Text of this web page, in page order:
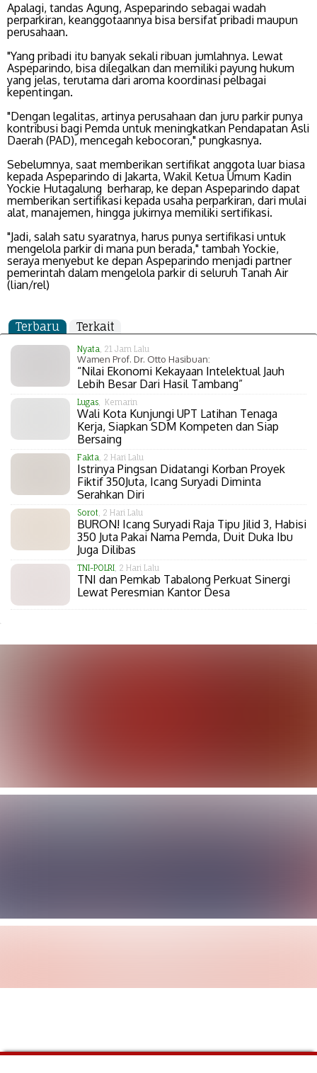
Apalagi, tandas Agung, Aspeparindo sebagai wadah
perparkiran, keanggotaannya bisa bersifat pribadi maupun
perusahaan.
"Yang pribadi itu banyak sekali ribuan jumlahnya. Lewat
Aspeparindo, bisa dilegalkan dan memiliki payung hukum
yang jelas, terutama dari aroma koordinasi pelbagai
kepentingan.
"Dengan legalitas, artinya perusahaan dan juru parkir punya
kontribusi bagi Pemda untuk meningkatkan Pendapatan Asli
Daerah (PAD), mencegah kebocoran," pungkasnya.
Sebelumnya, saat memberikan sertifikat anggota luar biasa
kepada Aspeparindo di Jakarta, Wakil Ketua Umum Kadin
Yockie Hutagalung berharap, ke depan Aspeparindo dapat
memberikan sertifikasi kepada usaha perparkiran, dari mulai
alat, manajemen, hingga jukirnya memiliki sertifikasi.
"Jadi, salah satu syaratnya, harus punya sertifikasi untuk
mengelola parkir di mana pun berada," tambah Yockie,
seraya menyebut ke depan Aspeparindo menjadi partner
pemerintah dalam mengelola parkir di seluruh Tanah Air
(lian/rel)
Terbaru Terkait
Nyata, 21 Jam Lalu
Wamen Prof. Dr. Otto Hasibuan:
“Nilai Ekonomi Kekayaan Intelektual Jauh
Lebih Besar Dari Hasil Tambang”
Lugas, Kemarin
Wali Kota Kunjungi UPT Latihan Tenaga
Kerja, Siapkan SDM Kompeten dan Siap
Bersaing
Fakta, 2 Hari Lalu
Istrinya Pingsan Didatangi Korban Proyek
Fiktif 350Juta, Icang Suryadi Diminta
Serahkan Diri
Sorot, 2 Hari Lalu
BURON! Icang Suryadi Raja Tipu Jilid 3, Habisi
350 Juta Pakai Nama Pemda, Duit Duka Ibu
Juga Dilibas
TNI-POLRI, 2 Hari Lalu
TNI dan Pemkab Tabalong Perkuat Sinergi
Lewat Peresmian Kantor Desa